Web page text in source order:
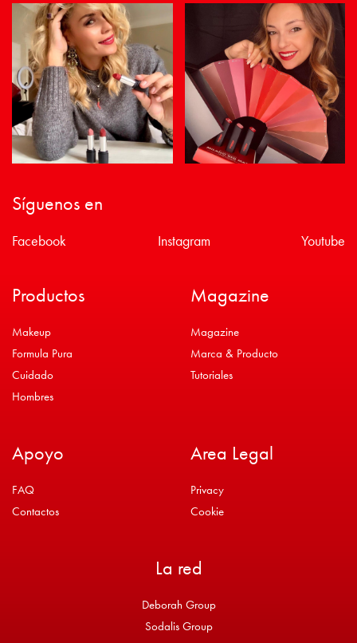
Síguenos en
Facebook Instagram Youtube
Productos
Makeup
Formula Pura
Cuidado
Hombres
Magazine
Magazine
Marca & Producto
Tutoriales
Apoyo
FAQ
Contactos
Area Legal
Privacy
Cookie
La red
Deborah Group
Sodalis Group